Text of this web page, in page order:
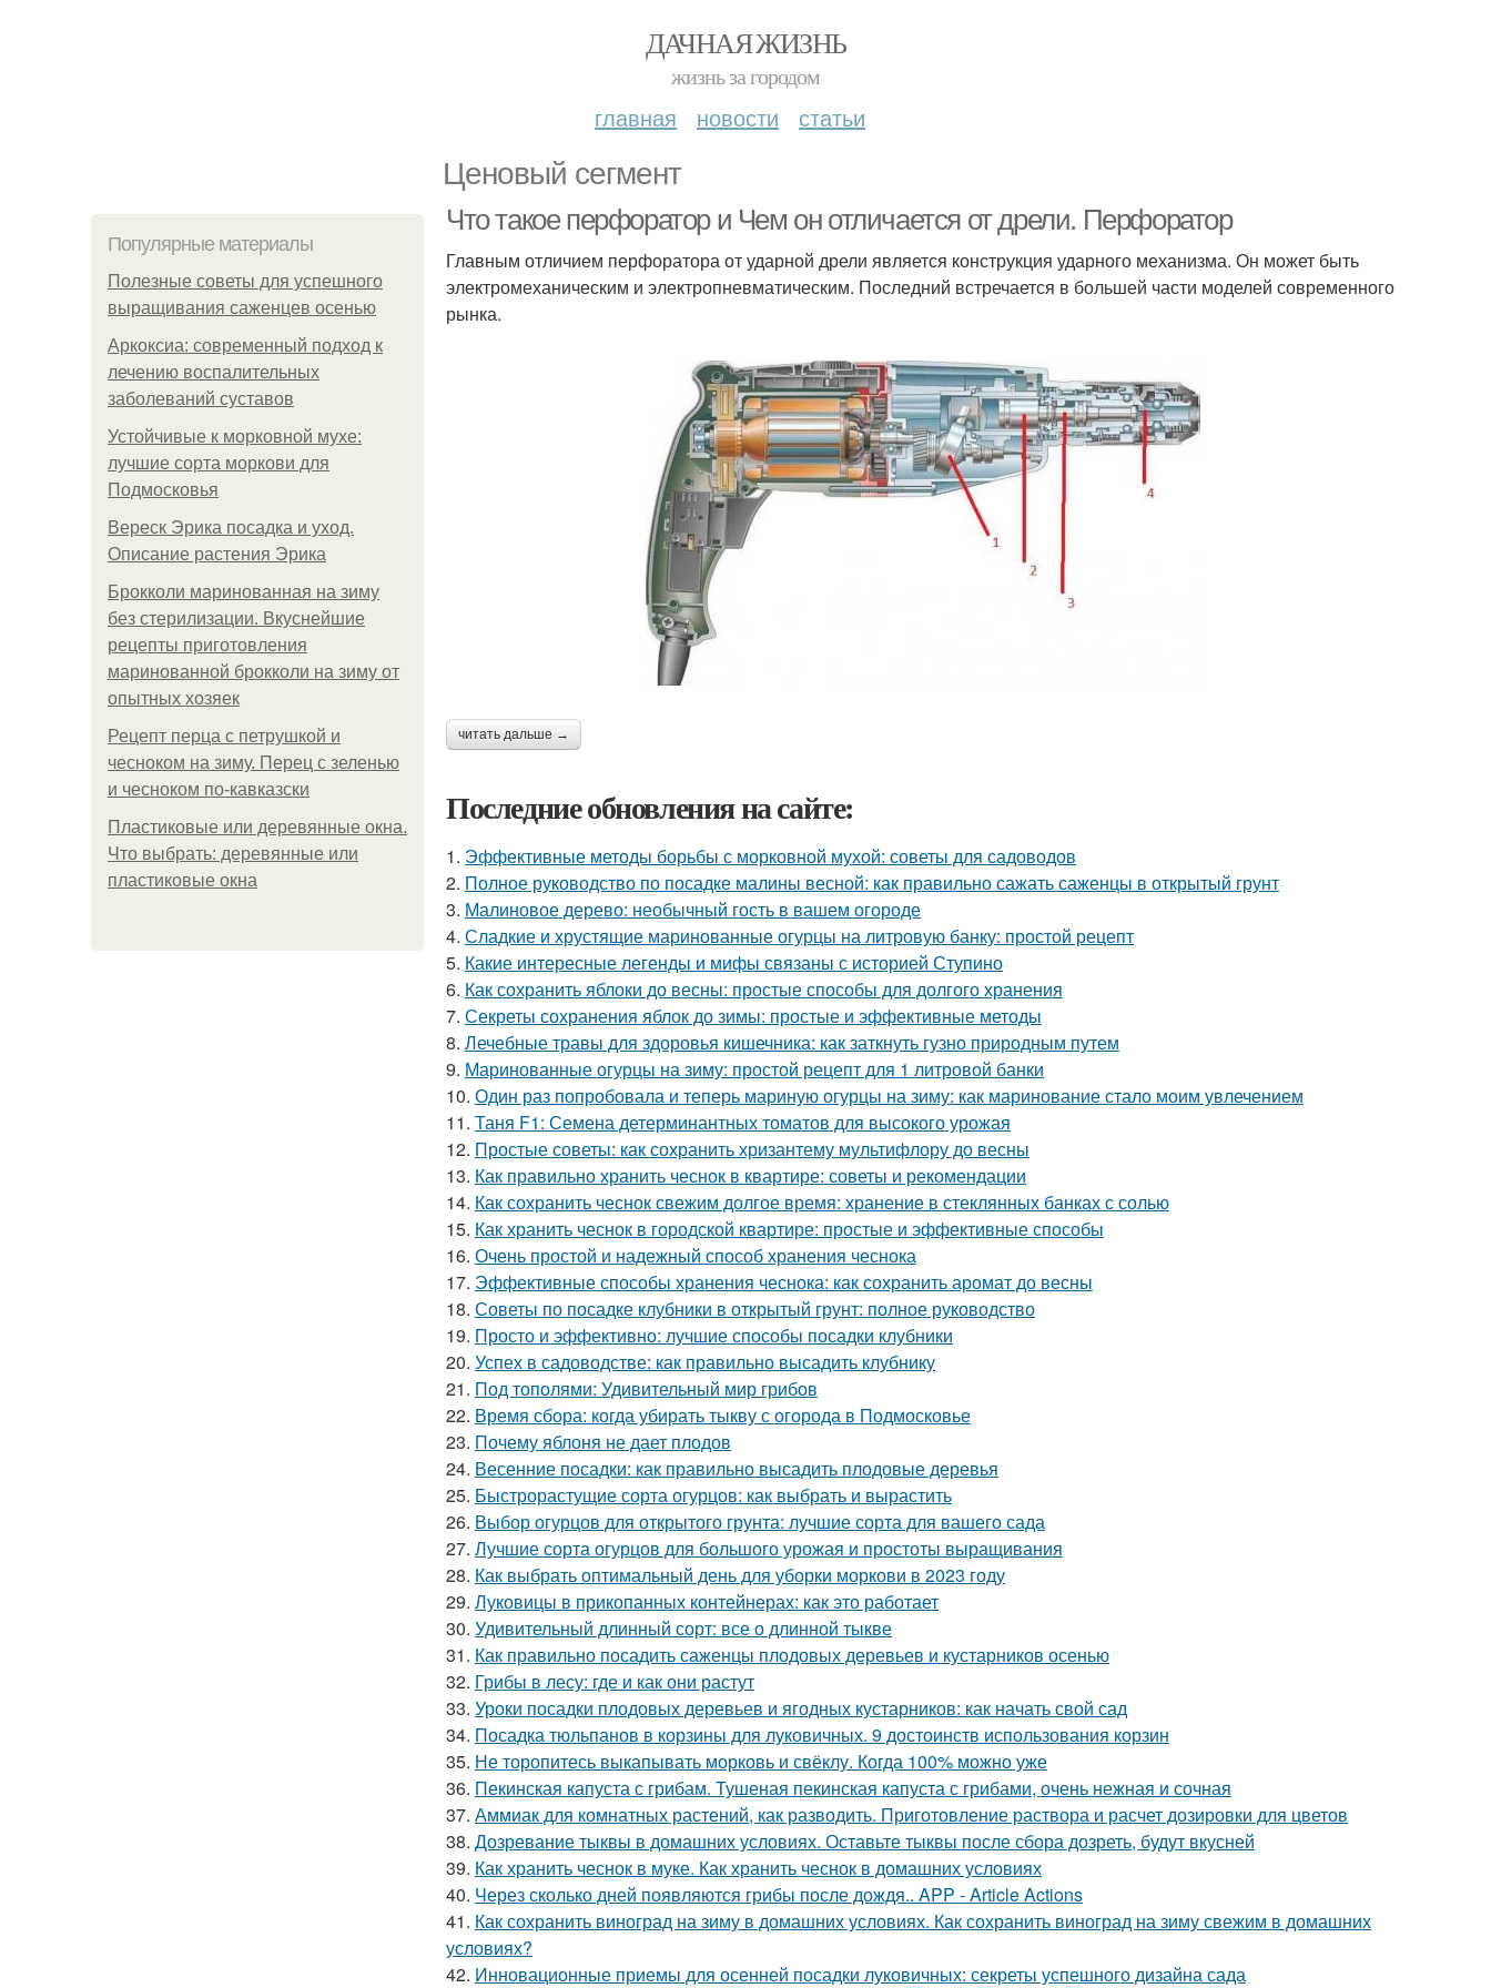
ДАЧНАЯ ЖИЗНЬ
жизнь за городом
главная новости статьи
Ценовый сегмент
Популярные материалы
Полезные советы для успешного
выращивания саженцев осенью
Аркоксиа: современный подход к
лечению воспалительных
заболеваний суставов
Устойчивые к морковной мухе:
лучшие сорта моркови для
Подмосковья
Вереск Эрика посадка и уход.
Описание растения Эрика
Брокколи маринованная на зиму
без стерилизации. Вкуснейшие
рецепты приготовления
маринованной брокколи на зиму от
опытных хозяек
Рецепт перца с петрушкой и
чесноком на зиму. Перец с зеленью
и чесноком по-кавказски
Пластиковые или деревянные окна.
Что выбрать: деревянные или
пластиковые окна
Что такое перфоратор и Чем он отличается от дрели. Перфоратор
Главным отличием перфоратора от ударной дрели является конструкция ударного механизма. Он может быть
электромеханическим и электропневматическим. Последний встречается в большей части моделей современного
рынка.
читать дальше →
Последние обновления на сайте:
1. Эффективные методы борьбы с морковной мухой: советы для садоводов
2. Полное руководство по посадке малины весной: как правильно сажать саженцы в открытый грунт
3. Малиновое дерево: необычный гость в вашем огороде
4. Сладкие и хрустящие маринованные огурцы на литровую банку: простой рецепт
5. Какие интересные легенды и мифы связаны с историей Ступино
6. Как сохранить яблоки до весны: простые способы для долгого хранения
7. Секреты сохранения яблок до зимы: простые и эффективные методы
8. Лечебные травы для здоровья кишечника: как заткнуть гузно природным путем
9. Маринованные огурцы на зиму: простой рецепт для 1 литровой банки
10. Один раз попробовала и теперь мариную огурцы на зиму: как маринование стало моим увлечением
11. Таня F1: Семена детерминантных томатов для высокого урожая
12. Простые советы: как сохранить хризантему мультифлору до весны
13. Как правильно хранить чеснок в квартире: советы и рекомендации
14. Как сохранить чеснок свежим долгое время: хранение в стеклянных банках с солью
15. Как хранить чеснок в городской квартире: простые и эффективные способы
16. Очень простой и надежный способ хранения чеснока
17. Эффективные способы хранения чеснока: как сохранить аромат до весны
18. Советы по посадке клубники в открытый грунт: полное руководство
19. Просто и эффективно: лучшие способы посадки клубники
20. Успех в садоводстве: как правильно высадить клубнику
21. Под тополями: Удивительный мир грибов
22. Время сбора: когда убирать тыкву с огорода в Подмосковье
23. Почему яблоня не дает плодов
24. Весенние посадки: как правильно высадить плодовые деревья
25. Быстрорастущие сорта огурцов: как выбрать и вырастить
26. Выбор огурцов для открытого грунта: лучшие сорта для вашего сада
27. Лучшие сорта огурцов для большого урожая и простоты выращивания
28. Как выбрать оптимальный день для уборки моркови в 2023 году
29. Луковицы в прикопанных контейнерах: как это работает
30. Удивительный длинный сорт: все о длинной тыкве
31. Как правильно посадить саженцы плодовых деревьев и кустарников осенью
32. Грибы в лесу: где и как они растут
33. Уроки посадки плодовых деревьев и ягодных кустарников: как начать свой сад
34. Посадка тюльпанов в корзины для луковичных. 9 достоинств использования корзин
35. Не торопитесь выкапывать морковь и свёклу. Когда 100% можно уже
36. Пекинская капуста с грибам. Тушеная пекинская капуста с грибами, очень нежная и сочная
37. Аммиак для комнатных растений, как разводить. Приготовление раствора и расчет дозировки для цветов
38. Дозревание тыквы в домашних условиях. Оставьте тыквы после сбора дозреть, будут вкусней
39. Как хранить чеснок в муке. Как хранить чеснок в домашних условиях
40. Через сколько дней появляются грибы после дождя.. APP - Article Actions
41. Как сохранить виноград на зиму в домашних условиях. Как сохранить виноград на зиму свежим в домашних
условиях?
42. Инновационные приемы для осенней посадки луковичных: секреты успешного дизайна сада